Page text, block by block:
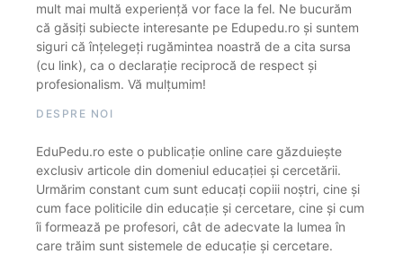
mult mai multă experiență vor face la fel. Ne bucurăm
că găsiți subiecte interesante pe Edupedu.ro și suntem
siguri că înțelegeți rugămintea noastră de a cita sursa
(cu link), ca o declarație reciprocă de respect și
profesionalism. Vă mulțumim!
DESPRE NOI
EduPedu.ro este o publicație online care găzduiește
exclusiv articole din domeniul educației și cercetării.
Urmărim constant cum sunt educați copiii noștri, cine și
cum face politicile din educație și cercetare, cine și cum
îi formează pe profesori, cât de adecvate la lumea în
care trăim sunt sistemele de educație și cercetare.